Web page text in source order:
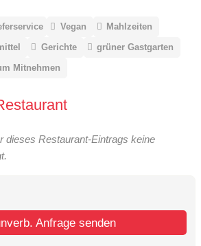
Vegan
Mahlzeiten
Gerichte
grüner Gastgarten
Mitnehmen
dieses Restaurant-Eintrags keine
Anfrage senden